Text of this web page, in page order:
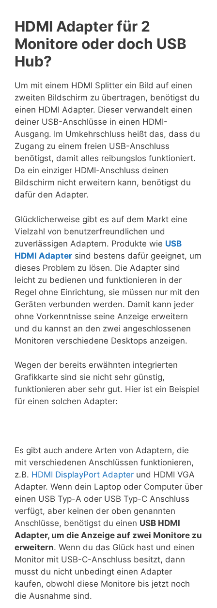
HDMI Adapter für 2
Monitore oder doch USB
Hub?
Um mit einem HDMI Splitter ein Bild auf einen
zweiten Bildschirm zu übertragen, benötigst du
einen HDMI Adapter. Dieser verwandelt einen
deiner USB-Anschlüsse in einen HDMI-
Ausgang. Im Umkehrschluss heißt das, dass du
Zugang zu einem freien USB-Anschluss
benötigst, damit alles reibungslos funktioniert.
Da ein einziger HDMI-Anschluss deinen
Bildschirm nicht erweitern kann, benötigst du
dafür den Adapter.
Glücklicherweise gibt es auf dem Markt eine
Vielzahl von benutzerfreundlichen und
zuverlässigen Adaptern. Produkte wie USB
HDMI Adapter sind bestens dafür geeignet, um
dieses Problem zu lösen. Die Adapter sind
leicht zu bedienen und funktionieren in der
Regel ohne Einrichtung, sie müssen nur mit den
Geräten verbunden werden. Damit kann jeder
ohne Vorkenntnisse seine Anzeige erweitern
und du kannst an den zwei angeschlossenen
Monitoren verschiedene Desktops anzeigen.
Wegen der bereits erwähnten integrierten
Grafikkarte sind sie nicht sehr günstig,
funktionieren aber sehr gut. Hier ist ein Beispiel
für einen solchen Adapter:
Es gibt auch andere Arten von Adaptern, die
mit verschiedenen Anschlüssen funktionieren,
z.B. HDMI DisplayPort Adapter und HDMI VGA
Adapter. Wenn dein Laptop oder Computer über
einen USB Typ-A oder USB Typ-C Anschluss
verfügt, aber keinen der oben genannten
Anschlüsse, benötigst du einen USB HDMI
Adapter, um die Anzeige auf zwei Monitore zu
erweitern. Wenn du das Glück hast und einen
Monitor mit USB-C-Anschluss besitzt, dann
musst du nicht unbedingt einen Adapter
kaufen, obwohl diese Monitore bis jetzt noch
die Ausnahme sind.